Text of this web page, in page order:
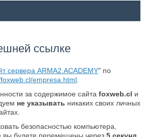
ссылке
сервера ARMA2.ACADEMY" по
empresa.html.
за содержимое сайта foxweb.cl и
не указывать никаких своих личных
безопасностью компьютера,